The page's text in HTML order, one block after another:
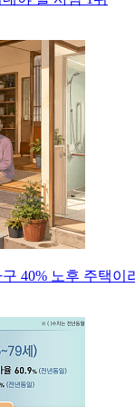
40% 노후 주택이